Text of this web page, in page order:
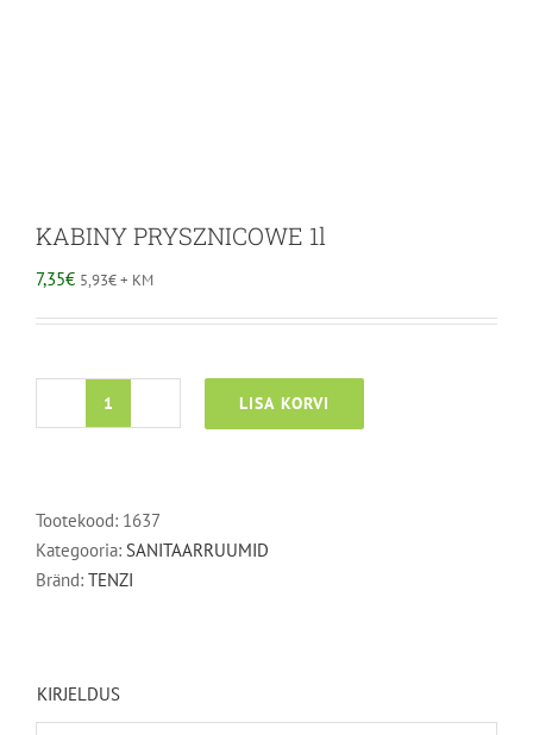
KABINY PRYSZNICOWE 1l
7,35€ 5,93€+ KM
KABINY
LISA KORVI
Tootekood: 1637
Kategooria: SANITAARRUUMID
Bränd: TENZI
KIRJELDUS